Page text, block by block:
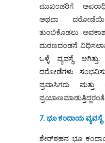
ಮುಖಂಡರಿಗೆ
ಅಥವಾ
ತುಂಬಿಕೊಡಲು ಅವಕಾಶ
ಮರಣದಂಡನೆ
ಒಳ್ಳೆ ವ್ಯವಸ್ಥೆ
ದರೋಡೆಗಳು
ಪ್ರವಾಸಿಗರು
7. ಭೂ ಕಂದಾಯ ವ್ಯವಸ್ಥೆ
ಶೇರ್‌ಶಹನ ಭೂ